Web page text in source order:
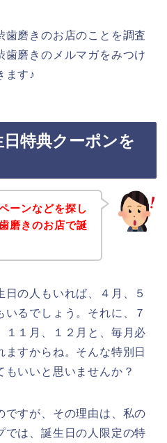
歯磨きのお店のことを調査
歯磨きのメルマガをみつけ
ます♪
特典クーポンを
ーンなどを探し
磨きのお店で誕
日の人もいれば、４月、５
いるでしょう。それに、７
１１月、１２月と、毎月必
すからね。そんな特別日
いいと思いませんか？
ですが、その理由は、私の
では、誕生日の人限定の特